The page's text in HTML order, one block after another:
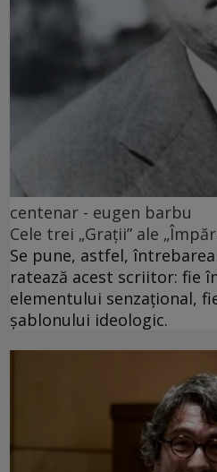
centenar - eugen barbu
Cele trei „Grații” ale
Se pune, astfel,
ratează acest scriitor: fie
elementului senzațional,
șablonului ideologic.